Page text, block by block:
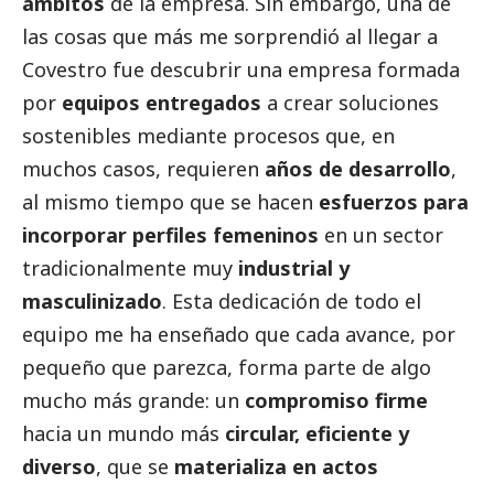
las cosas que más me sorprendió al llegar a
Covestro fue descubrir una empresa formada
por equipos entregados a crear soluciones
sostenibles mediante procesos que, en
muchos casos, requieren años de desarrollo,
al mismo tiempo que se hacen esfuerzos para
incorporar perfiles femeninos en un sector
tradicionalmente muy industrial y
masculinizado. Esta dedicación de todo el
equipo me ha enseñado que cada avance, por
pequeño que parezca, forma parte de algo
mucho más grande: un compromiso firme
hacia un mundo más circular, eficiente y
diverso, que se materializa en actos